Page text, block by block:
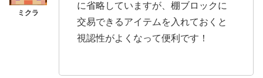
に省略していますが、棚ブロックに
交易できるアイテムを入れておくと
視認性がよくなって便利です！